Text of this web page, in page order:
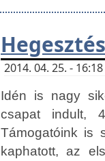
2014. 04. 25. -
Idén is nagy
csapat indult,
Támogatóink is
kaphatott, az